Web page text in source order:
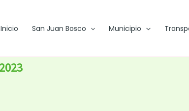
Inicio San Juan Bosco Municipio